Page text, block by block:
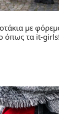
με
όπως τα it-girls!